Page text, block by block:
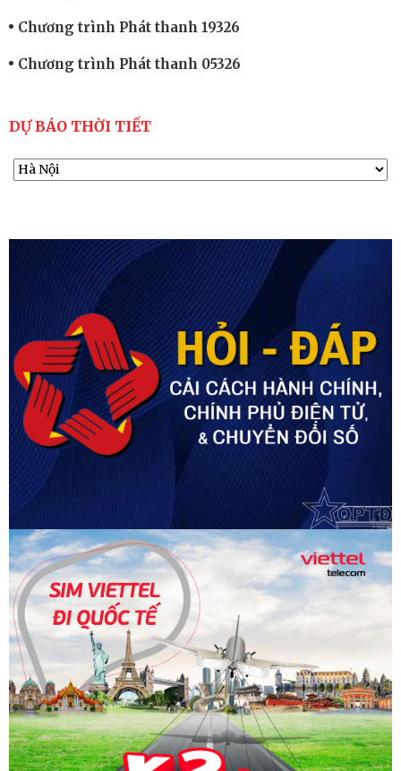
Chương trình Phát thanh 19326
Chương trình Phát thanh 05326
DỰ BÁO THỜI TIẾT